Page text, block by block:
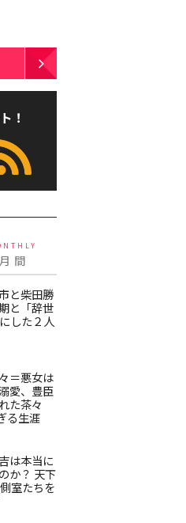
！
月 間
と柴田勝
と「辞世
した２人
＝悪女は
愛、豊臣
た茶々
る生涯
は本当に
か？ 天下
室たちを